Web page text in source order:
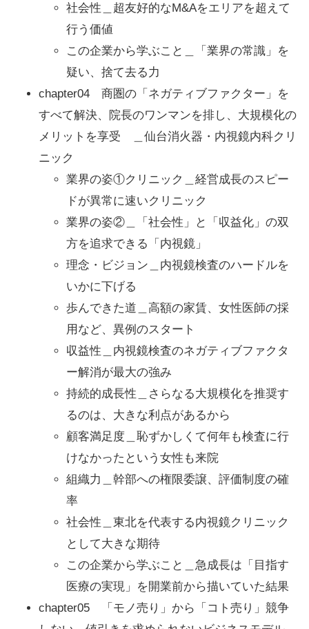
社会性＿超友好的なM&Aをエリアを超えて
行う価値
この企業から学ぶこと＿「業界の常識」を
疑い、捨て去る力
chapter04 商圏の「ネガティブファクター」を
すべて解決、院長のワンマンを排し、大規模化の
メリットを享受 ＿仙台消火器・内視鏡内科クリ
ニック
業界の姿①クリニック＿経営成長のスピー
ドが異常に速いクリニック
業界の姿②＿「社会性」と「収益化」の双
方を追求できる「内視鏡」
理念・ビジョン＿内視鏡検査のハードルを
いかに下げる
歩んできた道＿高額の家賃、女性医師の採
用など、異例のスタート
収益性＿内視鏡検査のネガティブファクタ
ー解消が最大の強み
持続的成長性＿さらなる大規模化を推奨す
るのは、大きな利点があるから
顧客満足度＿恥ずかしくて何年も検査に行
けなかったという女性も来院
組織力＿幹部への権限委譲、評価制度の確
率
社会性＿東北を代表する内視鏡クリニック
として大きな期待
この企業から学ぶこと＿急成長は「目指す
医療の実現」を開業前から描いていた結果
chapter05 「モノ売り」から「コト売り」競争